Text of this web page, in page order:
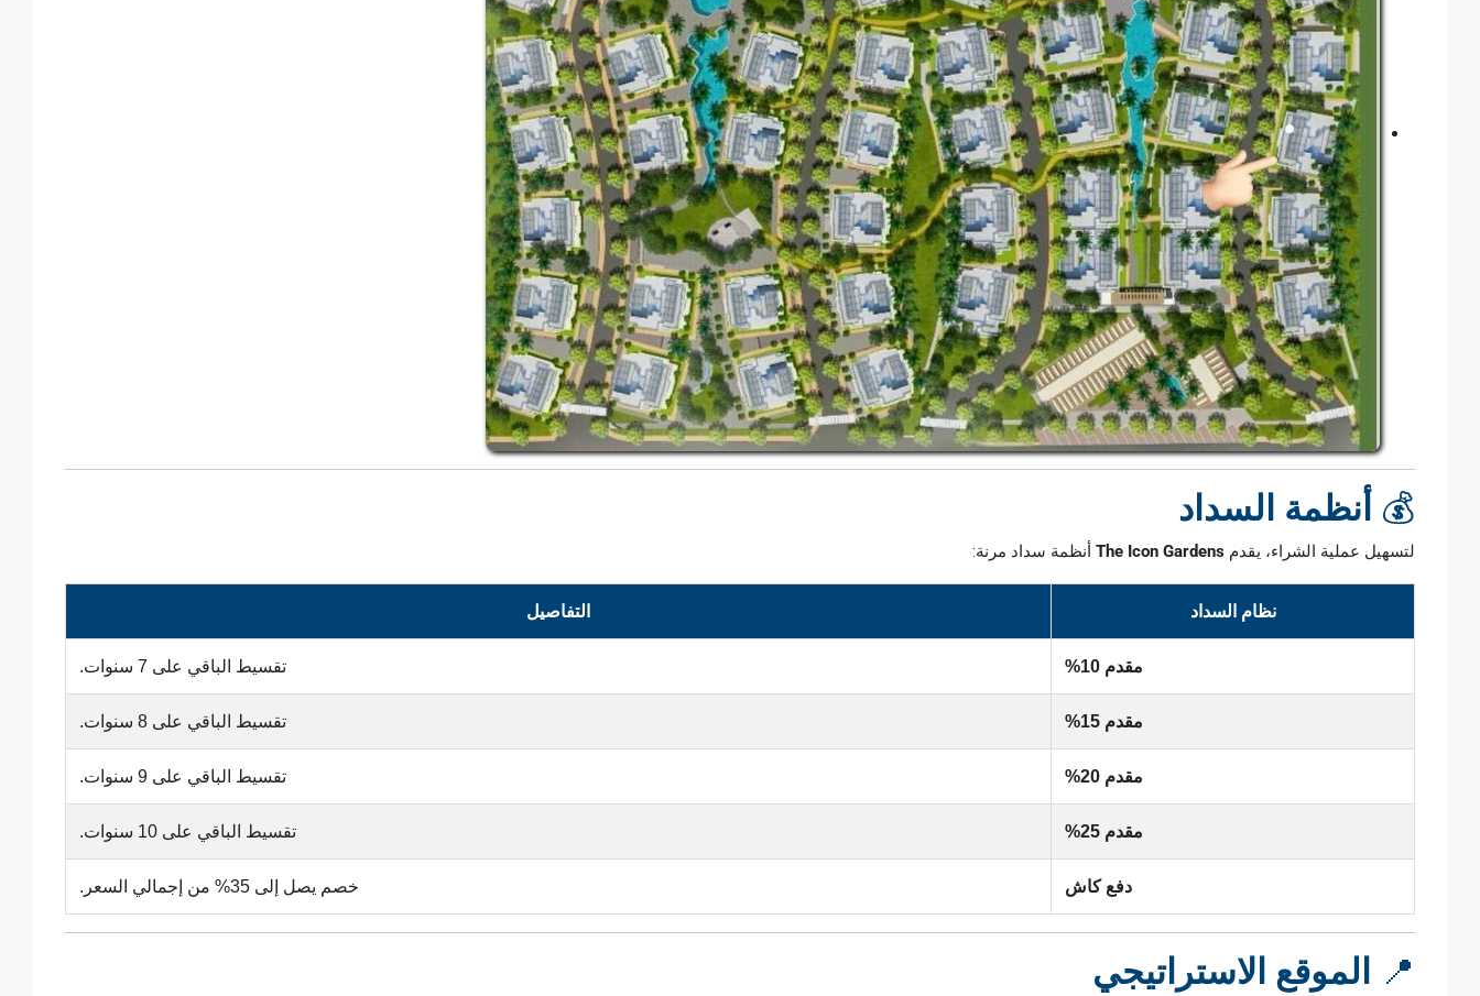
💰 أنظمة السداد
لتسهيل عملية الشراء، يقدم The Icon Gardens أنظمة سداد مرنة:
نظام السداد التفاصيل
مقدم 10% تقسيط الباقي على 7 سنوات.
مقدم 15% تقسيط الباقي على 8 سنوات.
مقدم 20% تقسيط الباقي على 9 سنوات.
مقدم 25% تقسيط الباقي على 10 سنوات.
دفع كاش خصم يصل إلى 35% من إجمالي السعر.
📍 الموقع الاستراتيجي